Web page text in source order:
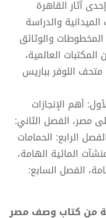
آثار القاهرة
والدراسة
والوثائق
العالمية،
اللوفر بباريس
أهم الإنجازات
مصر، الفصل الثاني:
الرابع: الحمامات
المائية الهامة،
الفصل السابع:
من كتاب وصف مصر